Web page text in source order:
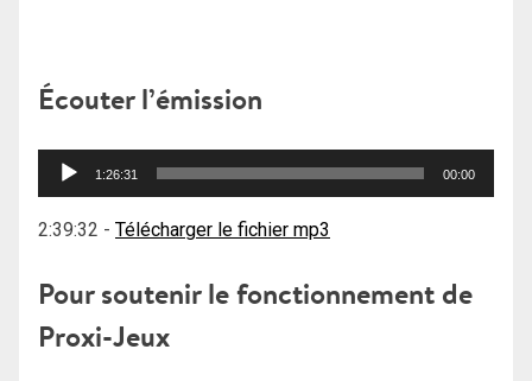
Écouter l’émission
Lecteur
1:26:31 00:00
2:39:32 - Télécharger le fichier mp3
Pour soutenir le fonctionnement de
Proxi-Jeux